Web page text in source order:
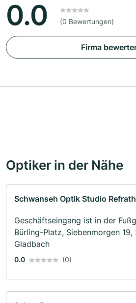
0.0 (0 Bewertungen)
Firma
Optiker in der Nähe
Schwanseh Optik Studio
Geschäftseingang ist in der
Bürling-Platz, Siebenmorgen 19,
Gladbach
0.0 (0)